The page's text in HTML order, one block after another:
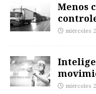
Menos
miércoles
miércoles